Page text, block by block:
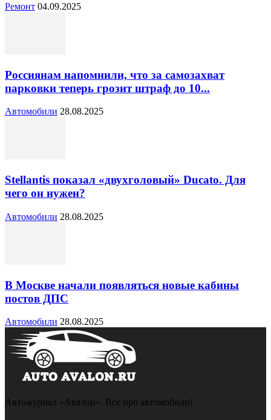
Ремонт 04.09.2025
Россиянам напомнили, что за самозахват
парковки теперь грозит штраф до 10...
Автомобили 28.08.2025
Stellantis показал «двухголовый» Ducato. Для
чего он нужен?
Автомобили 28.08.2025
В Москве начали появляться новые кабины
постов ДПС
Автомобили 28.08.2025
Автожурнал «Авалон». Все про автомобили!